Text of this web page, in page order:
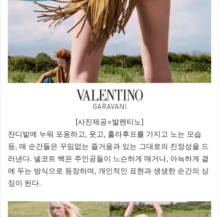
[사진제공=발렌티노]
잔디밭에 누워 포옹하고, 웃고, 훌라후프를 가지고 노는 모습
등, 매 순간들은 꾸밈없는 즐거움과 있는 그대로의 진정성을 드
러낸다. 넬코트 백은 주인공들이 느슨하게 매거나, 아늑하게 곁
에 두는 방식으로 등장하며, 개인적인 표현과 생생한 순간의 상
징이 된다.